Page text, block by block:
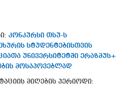
კონკურსი თსუ-ს
სტუდენტებისთვის
უნივერსიტეტში ერაზმუს+
მოსაპოვებლად
მიღების პერიოდი: